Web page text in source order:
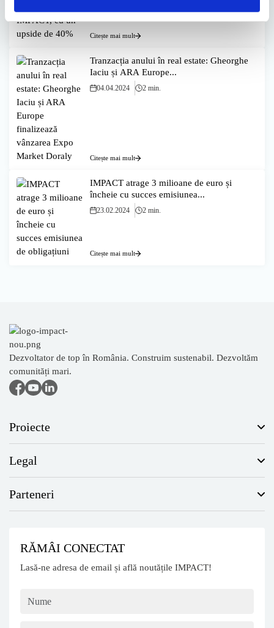
Citește mai mult
Tranzacția anului în real estate: Gheorghe
Iaciu și ARA Europe...
04.04.2024 2 min.
Citește mai mult
IMPACT atrage 3 milioane de euro și
încheie cu succes emisiunea...
23.02.2024 2 min.
Citește mai mult
Dezvoltator de top în România. Construim sustenabil. Dezvoltăm
comunități mari.
Proiecte
Legal
Parteneri
RĂMÂI CONECTAT
Lasă-ne adresa de email și află noutățile IMPACT!